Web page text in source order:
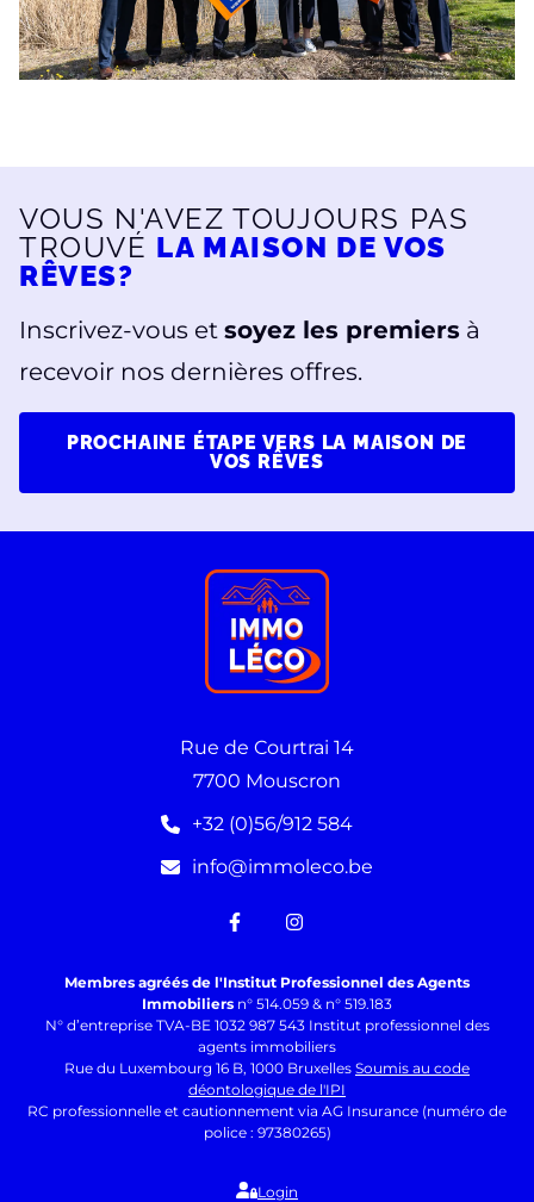
VOUS N'AVEZ TOUJOURS PAS
TROUVÉ LA MAISON DE VOS
RÊVES?
Inscrivez-vous et soyez les premiers à
recevoir nos dernières offres.
PROCHAINE ÉTAPE VERS LA MAISON DE
VOS RÊVES
Rue de Courtrai 14
7700 Mouscron
+32 (0)56/912 584
info@immoleco.be
Membres agréés de l'Institut Professionnel des Agents
Immobiliers n° 514.059 & n° 519.183
N° d’entreprise TVA-BE 1032 987 543 Institut professionnel des
agents immobiliers
Rue du Luxembourg 16 B, 1000 Bruxelles Soumis au code
déontologique de l'IPI
RC professionnelle et cautionnement via AG Insurance (numéro de
police : 97380265)
Login